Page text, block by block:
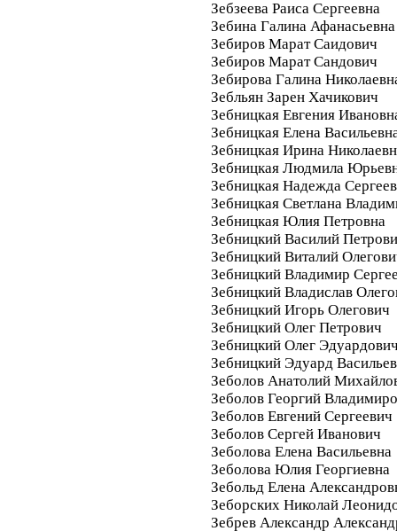
Зебзеева Раиса Сергеевна
Зебина Галина Афанасьевна
Зебиров Марат Саидович
Зебиров Марат Сандович
Зебирова Галина
Зебльян Зарен Хачикович
Зебницкая Евгения
Зебницкая Елена
Зебницкая Ирина
Зебницкая Людмила
Зебницкая Надежда
Зебницкая Светлана
Зебницкая Юлия Петровна
Зебницкий Василий
Зебницкий Виталий
Зебницкий Владимир
Зебницкий Владислав
Зебницкий Игорь Олегович
Зебницкий Олег Петрович
Зебницкий Олег
Зебницкий Эдуард
Зеболов Анатолий
Зеболов Георгий
Зеболов Евгений Сергеевич
Зеболов Сергей Иванович
Зеболова Елена Васильевна
Зеболова Юлия Георгиевна
Зебольд Елена
Зеборских Николай
Зебрев Александр